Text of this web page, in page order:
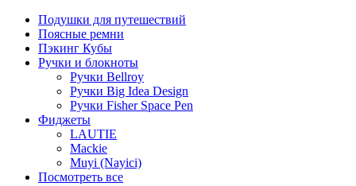
Подушки для путешествий
Поясные ремни
Пэкинг Кубы
Ручки и блокноты
Ручки Bellroy
Ручки Big Idea Design
Ручки Fisher Space Pen
Фиджеты
LAUTIE
Mackie
Muyi (Nayici)
Посмотреть все